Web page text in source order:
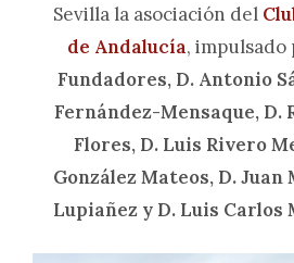
Sevilla la asociación del
de Andalucía, impulsado
Fundadores, D. Antonio
Fernández-Mensaque, D.
Flores, D. Luis Rivero
González Mateos, D.
Lupiañez y D. Luis Carlos